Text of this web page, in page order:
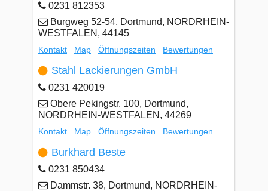
0231 812353
Burgweg 52-54, Dortmund, NORDRHEIN-
WESTFALEN, 44145
Kontakt Map Öffnungszeiten Bewertungen
Stahl Lackierungen GmbH
0231 420019
Obere Pekingstr. 100, Dortmund,
NORDRHEIN-WESTFALEN, 44269
Kontakt Map Öffnungszeiten Bewertungen
Burkhard Beste
0231 850434
Dammstr. 38, Dortmund, NORDRHEIN-